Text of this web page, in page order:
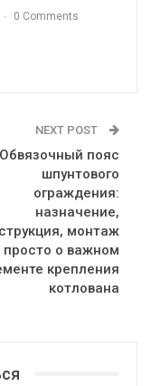
0 Comments
NEXT POST
Обвязочный пояс
шпунтового
ограждения:
назначение,
монтаж
о важном
крепления
котлована